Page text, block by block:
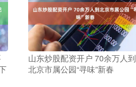
​山东炒股配资开户 70余万人到
北京市属公园“寻味”新春